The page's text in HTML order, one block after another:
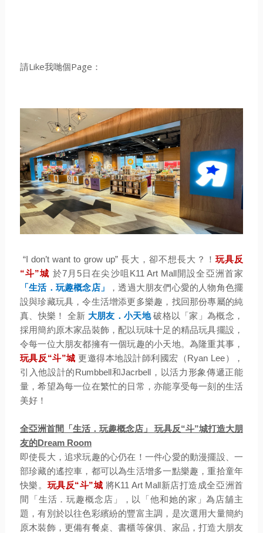
請Like我哋個Page：
“I don’t want to grow up” 長大，卻不想長大？！ 玩具反
“斗”城 於7月5日在尖沙咀K11 Art Mall開設全亞洲首家
「生活．玩趣概念店」
，透過大朋友們心愛的人物角色擺
設與珍藏玩具，令生活增添更多樂趣，找回那份專屬的純
真、快樂！ 全新 大朋友．小天地破格以「家」為概念，
採用簡約原木家品裝飾，配以玩味十足的精品玩具擺設，
令每一位大朋友都擁有一個玩趣的小天地。為隆重其事，
玩具反“斗”城 更邀得本地設計師利國宏（Ryan Lee），
引入他設計的Rumbbell和Jacrbell，以活力形象傳遞正能
量，希望為每一位在繁忙的日常，亦能享受每一刻的生活
美好！
全亞洲首間「生活．玩趣概念店」 玩具反“斗”城打造大朋
友的Dream Room
即使長大，追求玩趣的心仍在！一件心愛的動漫擺設、一
部珍藏的遙控車，都可以為生活增多一點樂趣，重拾童年
快樂。 玩具反“斗”城 將K11 Art Mall新店打造成全亞洲首
間「生活．玩趣概念店」，以「他和她的家」為店舖主
題，有別於以往色彩繽紛的豐富主調，是次選用大量簡約
原木裝飾，更備有餐桌、書櫃等傢俱、家品，打造大朋友